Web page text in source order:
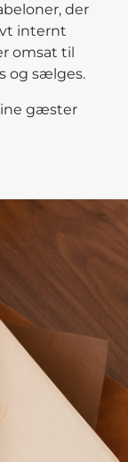
der
internt
omsat til
og sælges.
gæster